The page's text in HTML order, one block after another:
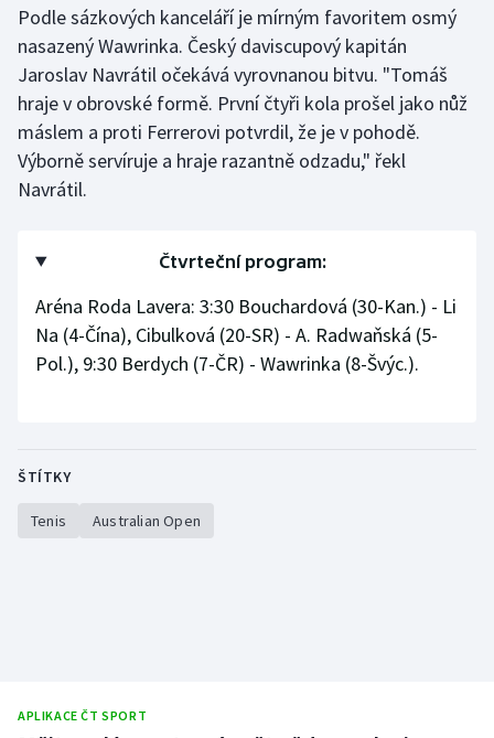
Parasport
Plavání
Plážový volejbal
Ragby
Short track
Triatlon
Podle sázkových kanceláří je mírným favoritem osmý
nasazený Wawrinka. Český daviscupový kapitán
Jaroslav Navrátil očekává vyrovnanou bitvu. "Tomáš
hraje v obrovské formě. První čtyři kola prošel jako nůž
máslem a proti Ferrerovi potvrdil, že je v pohodě.
Výborně servíruje a hraje razantně odzadu," řekl
Navrátil.
Čtvrteční program:
Aréna Roda Lavera: 3:30 Bouchardová (30-Kan.) - Li
Na (4-Čína), Cibulková (20-SR) - A. Radwaňská (5-
Pol.), 9:30 Berdych (7-ČR) - Wawrinka (8-Švýc.).
ŠTÍTKY
Tenis Australian Open
APLIKACE ČT SPORT